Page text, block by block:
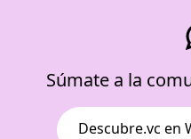
Súmate a la
Descubre.vc en